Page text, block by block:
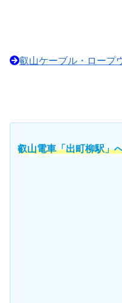
叡山ケーブル・ロープ
叡山電車「出町柳駅」